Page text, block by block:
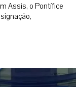
Assis, o Pontífice